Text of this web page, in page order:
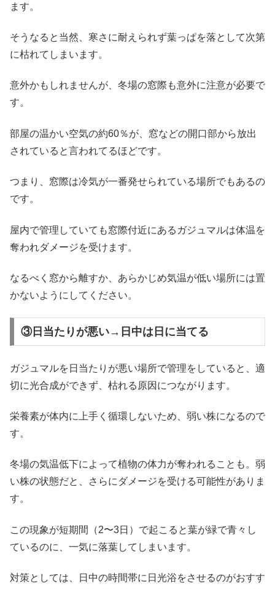
ます。
そうなると当然、寒さに耐えられず葉っぱを落として次第
に枯れてしまいます。
意外かもしれませんが、冬場の窓際も意外に注意が必要で
す。
部屋の温かい空気の約60％が、窓などの開口部から放出
されていると言われてるほどです。
つまり、窓際は冷気が一番発せられている場所でもあるの
です。
屋内で管理していても窓際付近にあるガジュマルは体温を
奪われダメージを受けます。
なるべく窓から離すか、あらかじめ気温が低い場所には置
かないようにしてください。
③日当たりが悪い→日中は日に当てる
ガジュマルを日当たりが悪い場所で管理をしていると、適
切に光合成ができず、枯れる原因につながります。
栄養素が体内に上手く循環しないため、弱い株になるので
す。
冬場の気温低下によって植物の体力が奪われることも。弱
い株の状態だと、さらにダメージを受ける可能性がありま
す。
この現象が短期間（2〜3日）で起こると葉が緑で青々し
ているのに、一気に落葉してしまいます。
対策としては、日中の時間帯に日光浴をさせるのがおすす